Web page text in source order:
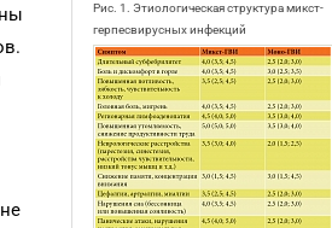
Рис. 1. Этиологическая структура микст-
герпесвирусных инфекций